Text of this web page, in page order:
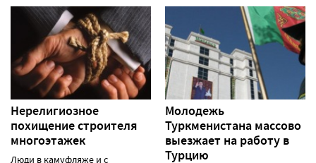
Нерелигиозное
похищение строителя
многоэтажек
Люди в камуфляже и с
Молодежь
Туркменистана массово
выезжает на работу в
Турцию